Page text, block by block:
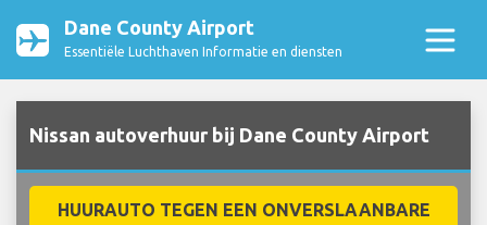
Dane County Airport
Essentiële Luchthaven Informatie en diensten
Nissan autoverhuur bij Dane County Airport
HUURAUTO TEGEN EEN ONVERSLAANBARE